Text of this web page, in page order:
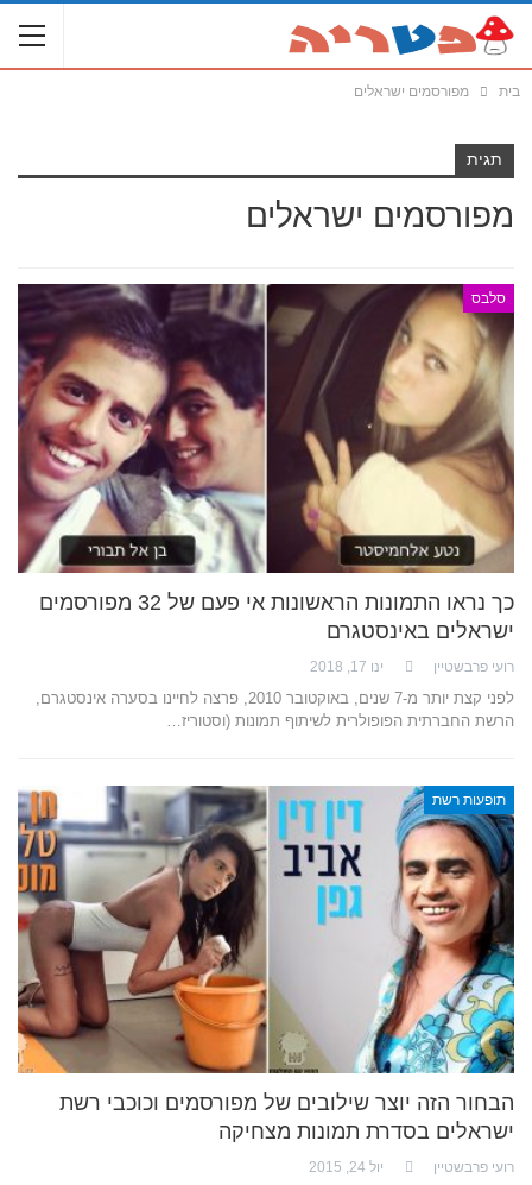
בית מפורסמים ישראלים
תגית
מפורסמים ישראלים
סלבס
כך נראו התמונות הראשונות אי פעם של 32 מפורסמים
ישראלים באינסטגרם
רועי פרבשטיין ינו 17, 2018
לפני קצת יותר מ-7 שנים, באוקטובר 2010, פרצה לחיינו בסערה אינסטגרם,
הרשת החברתית הפופולרית לשיתוף תמונות (וסטוריז…
תופעות רשת
הבחור הזה יוצר שילובים של מפורסמים וכוכבי רשת
ישראלים בסדרת תמונות מצחיקה
רועי פרבשטיין יול 24, 2015